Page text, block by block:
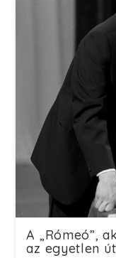
A „Rómeó”,
az egyetlen út